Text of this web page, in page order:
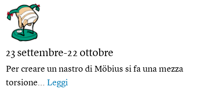
23 settembre-22 ottobre
Per creare un nastro di Möbius si fa una mezza
torsione... Leggi